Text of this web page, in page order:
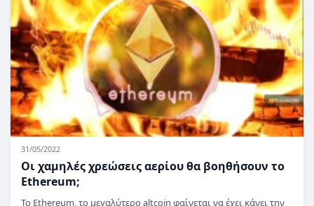
31/05/2022
Οι χαμηλές χρεώσεις αερίου θα βοηθήσουν το
Ethereum;
Το Ethereum, το μεγαλύτερο altcoin φαίνεται να έχει κάνει την